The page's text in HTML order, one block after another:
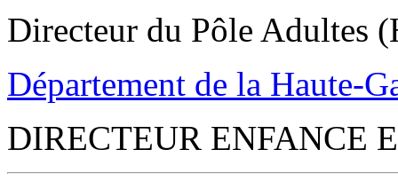
Directeur du Pôle Adultes
Département de la Haute-
DIRECTEUR ENFANCE